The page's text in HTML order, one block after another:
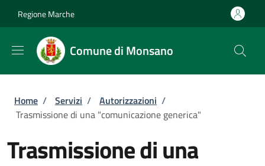
Regione Marche
Comune di Monsano
Briciole di pane
Home / Servizi / Autorizzazioni /
Trasmissione di una "comunicazione generica"
Trasmissione di una